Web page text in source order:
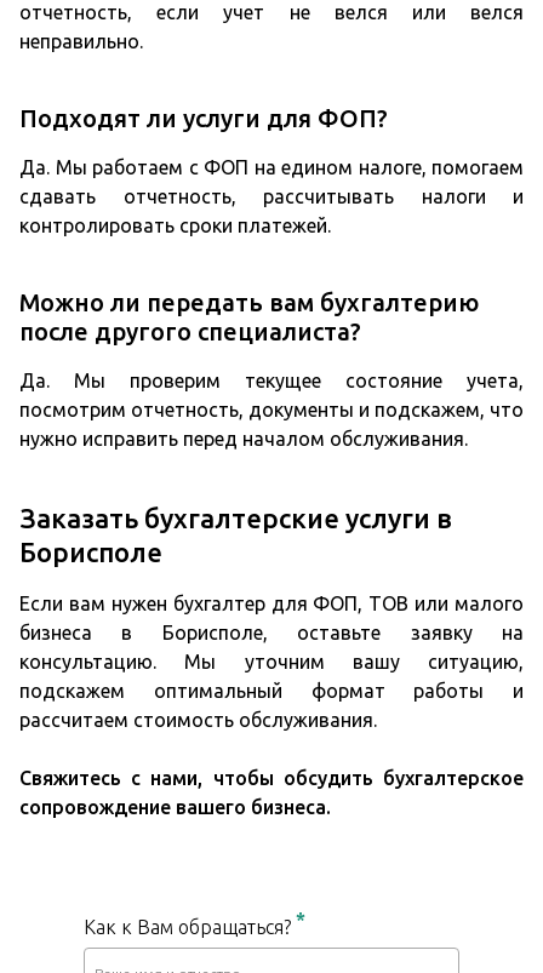
отчетность, если учет не велся или велся
неправильно.
Подходят ли услуги для ФОП?
Да. Мы работаем с ФОП на едином налоге, помогаем
сдавать отчетность, рассчитывать налоги и
контролировать сроки платежей.
Можно ли передать вам бухгалтерию
после другого специалиста?
Да. Мы проверим текущее состояние учета,
посмотрим отчетность, документы и подскажем, что
нужно исправить перед началом обслуживания.
Заказать бухгалтерские услуги в
Борисполе
Если вам нужен бухгалтер для ФОП, ТОВ или малого
бизнеса в Борисполе, оставьте заявку на
консультацию. Мы уточним вашу ситуацию,
подскажем оптимальный формат работы и
рассчитаем стоимость обслуживания.
Свяжитесь с нами, чтобы обсудить бухгалтерское
сопровождение вашего бизнеса.
Как к Вам обращаться? *